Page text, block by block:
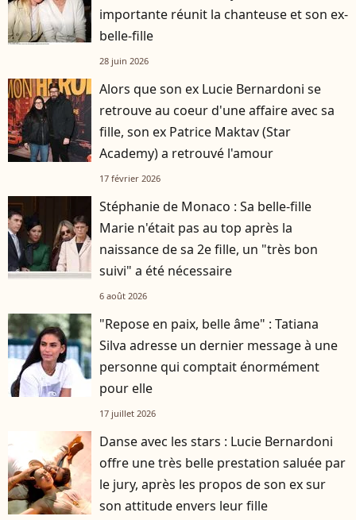
importante réunit la chanteuse et son ex-
belle-fille
28 juin 2026
Alors que son ex Lucie Bernardoni se
retrouve au coeur d'une affaire avec sa
fille, son ex Patrice Maktav (Star
Academy) a retrouvé l'amour
17 février 2026
Stéphanie de Monaco : Sa belle-fille
Marie n'était pas au top après la
naissance de sa 2e fille, un "très bon
suivi" a été nécessaire
6 août 2026
"Repose en paix, belle âme" : Tatiana
Silva adresse un dernier message à une
personne qui comptait énormément
pour elle
17 juillet 2026
Danse avec les stars : Lucie Bernardoni
offre une très belle prestation saluée par
le jury, après les propos de son ex sur
son attitude envers leur fille